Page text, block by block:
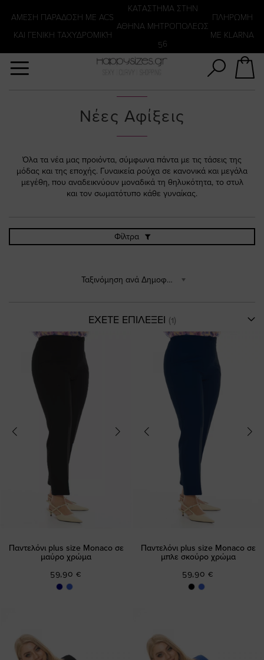
ΑΜΕΣΗ ΠΑΡΑΔΟΣΗ ΜΕ ACS
ΚΑΙ ΓΕΝΙΚΗ ΤΑΧΥΔΡΟΜΙΚΉ
KATΑΣΤΗΜΑ ΣΤΗΝ
ΑΘΗΝΑ ΜΗΤΡΟΠΟΛΕΩΣ
56
ΠΛΗΡΩΜΗ
ΜΕ KLARNA
Νέες Αφίξεις
Όλα τα νέα μας προιόντα, σύμφωνα πάντα με τις τάσεις της
μόδας και της εποχής. Γυναικεία ρούχα σε κανονικά και μεγάλα
μεγέθη, που αναδεικνύουν μοναδικά τη θηλυκότητα, το στυλ
και τον σωματότυπο κάθε γυναίκας.
Φίλτρα
Ταξινόμηση ανά Δημοφιλέστερα
ΕΧΕΤΕ ΕΠΙΛΕΞΕΙ
Παντελόνι plus size Monaco σε
μαύρο χρώμα
59,90 €
Παντελόνι plus size Monaco σε
μπλε σκούρο χρώμα
59,90 €
Αναζήτηση